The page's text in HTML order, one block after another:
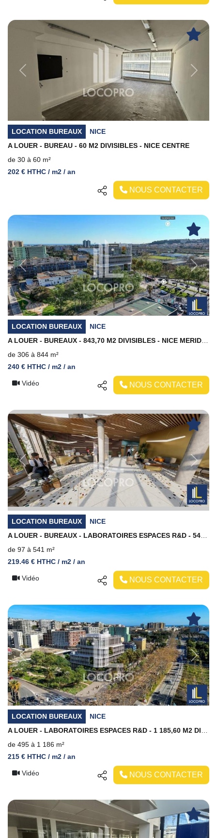
Previous Next
LOCATION BUREAUX
NICE
A LOUER - BUREAU - 60 M2 DIVISIBLES - NICE CENTRE
de 30 à 60 m²
202 € HTHC / m2 / an
NOUS CONTACTER
Previous Next
LOCATION BUREAUX
NICE
de 306 à 844 m²
240 € HTHC / m2 / an
Vidéo NOUS CONTACTER
Previous Next
LOCATION BUREAUX
NICE
de 97 à 541 m²
219.46 € HTHC / m2 / an
Vidéo NOUS CONTACTER
Previous Next
LOCATION BUREAUX
NICE
de 495 à 1 186 m²
215 € HTHC / m2 / an
Vidéo NOUS CONTACTER